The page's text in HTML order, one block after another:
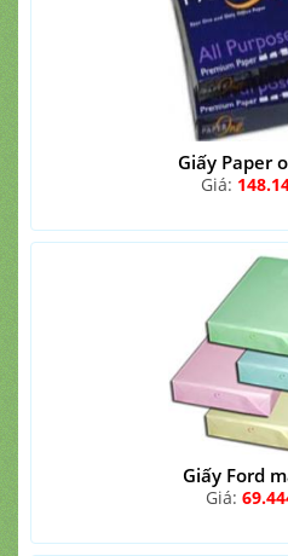
Giấy Paper
Giá:
Giấy Ford
Giá: